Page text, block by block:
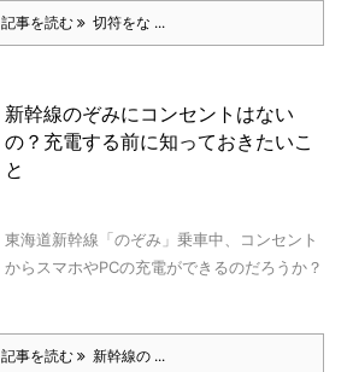
記事を読む 切符をな ...
新幹線のぞみにコンセントはない
の？充電する前に知っておきたいこ
と
東海道新幹線「のぞみ」乗車中、コンセント
からスマホやPCの充電ができるのだろうか？
記事を読む 新幹線の ...